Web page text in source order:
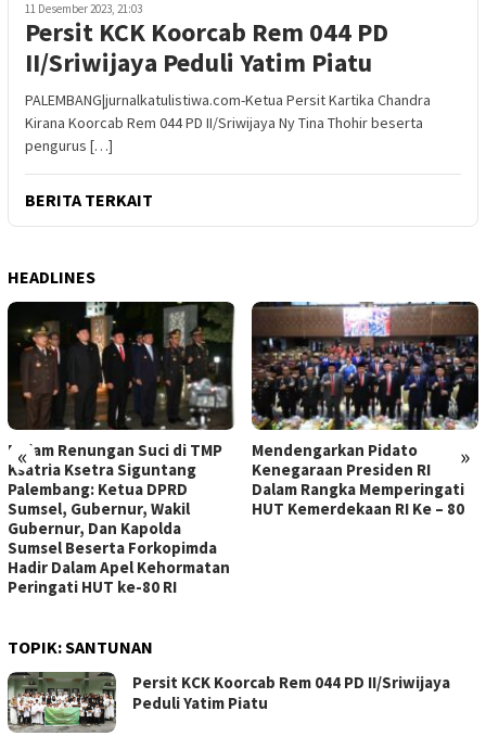
11 Desember 2023, 21:03
Persit KCK Koorcab Rem 044 PD
II/Sriwijaya Peduli Yatim Piatu
PALEMBANG|jurnalkatulistiwa.com-Ketua Persit Kartika Chandra
Kirana Koorcab Rem 044 PD II/Sriwijaya Ny Tina Thohir beserta
pengurus […]
BERITA TERKAIT
HEADLINES
« »
Malam Renungan Suci di TMP
Ksatria Ksetra Siguntang
Palembang: Ketua DPRD
Sumsel, Gubernur, Wakil
Gubernur, Dan Kapolda
Sumsel Beserta Forkopimda
Hadir Dalam Apel Kehormatan
Peringati HUT ke-80 RI
Mendengarkan Pidato
Kenegaraan Presiden RI
Dalam Rangka Memperingati
HUT Kemerdekaan RI Ke – 80
TOPIK:SANTUNAN
Persit KCK Koorcab Rem 044 PD II/Sriwijaya
Peduli Yatim Piatu